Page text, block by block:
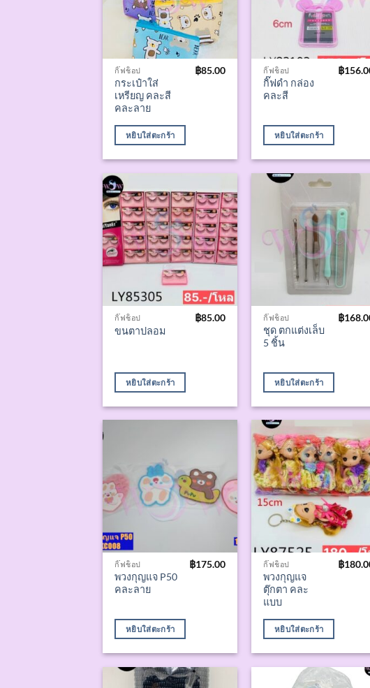
กิ๊ฟช็อป
กระเป๋าใส่
เหรียญ คละสี
คละลาย
฿85.00
หยิบใส่ตะกร้า
กิ๊ฟช็อป
กิ๊ฟดำ กล่อง
คละสี
฿
หยิบใส่ตะกร้า
กิ๊ฟช็อป
ขนตาปลอม
฿85.00
หยิบใส่ตะกร้า
กิ๊ฟช็อป
ชุด ตกแต่งเล็บ
5 ชิ้น
฿
หยิบใส่ตะกร้า
กิ๊ฟช็อป
พวงกุญแจ P50
คละลาย
฿175.00
หยิบใส่ตะกร้า
กิ๊ฟช็อป
พวงกุญแจ
ตุ๊กตา คละ
แบบ
฿
หยิบใส่ตะกร้า